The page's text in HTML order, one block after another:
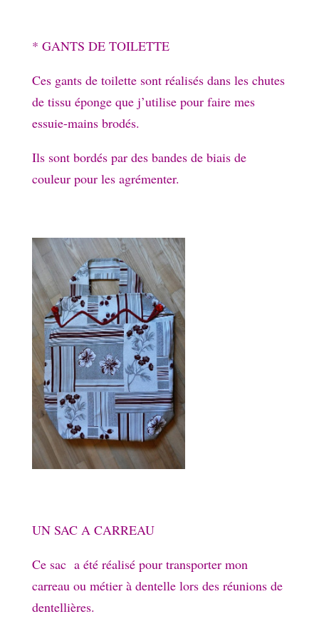
* GANTS DE TOILETTE
Ces gants de toilette sont réalisés dans les chutes
de tissu éponge que j’utilise pour faire mes
essuie-mains brodés.
Ils sont bordés par des bandes de biais de
couleur pour les agrémenter.
UN SAC A CARREAU
Ce sac a été réalisé pour transporter mon
carreau ou métier à dentelle lors des réunions de
dentellières.